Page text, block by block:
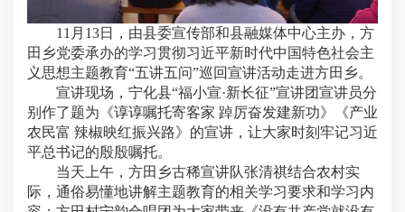
11月13日，由县委宣传部和县融媒体中心主办，方
田乡党委承办的学习贯彻习近平新时代中国特色社会主
义思想主题教育“五讲五问”巡回宣讲活动走进方田乡。
宣讲现场，宁化县“福小宣·新长征”宣讲团宣讲员分
别作了题为《谆谆嘱托寄客家 踔厉奋发建新功》《产业
农民富 辣椒映红振兴路》的宣讲，让大家时刻牢记习近
平总书记的殷殷嘱托。
当天上午，方田乡古稀宣讲队张清祺结合农村实
际，通俗易懂地讲解主题教育的相关学习要求和学习内